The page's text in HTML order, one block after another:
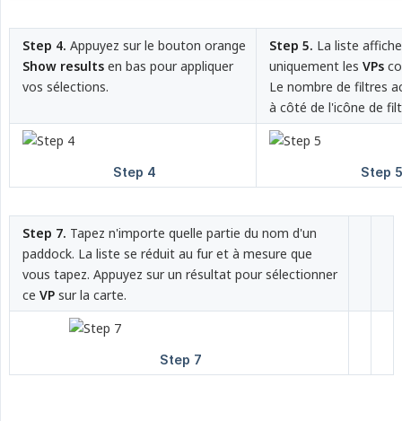
Step 4. Appuyez sur le bouton orange
Show results en bas pour appliquer
vos sélections.
Step 5. La liste
uniquement les VPs
Le nombre de filtres
à côté de l'icône de
Step 7. Tapez n'importe quelle partie du nom d'un
paddock. La liste se réduit au fur et à mesure que
vous tapez. Appuyez sur un résultat pour sélectionner
ce VP sur la carte.